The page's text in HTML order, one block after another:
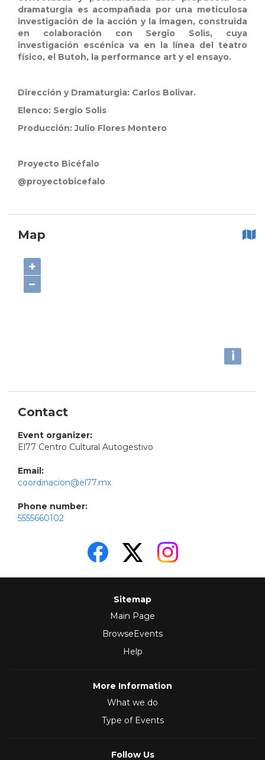
dramaturgia es acompañada por una meticulosa
investigación de la acción y la imagen, construida
en colaboración con Sergio Solis, cuya
investigación escénica va en la línea del teatro
físico, el Butoh, la performance art y el ensayo.
Dirección y Dramaturgia: Carlos Bolivar.
Elenco: Sergio Solis
Producción: Julio Flores Montero
Proyecto Bicéfalo
@proyectobicefalo
Map
+
−
i
Contact
Event organizer:
El77 Centro Cultural Autogestivo
Email:
coordinacion@el77.mx
Phone number:
5555660102
Sitemap
Main Page
BrowseEvents
Help
More Information
What we do
Type of Events
Follow Us